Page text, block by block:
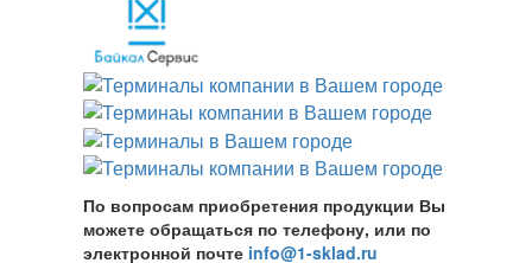
По вопросам приобретения продукции Вы
можете обращаться по телефону, или по
электронной почте info@1-sklad.ru